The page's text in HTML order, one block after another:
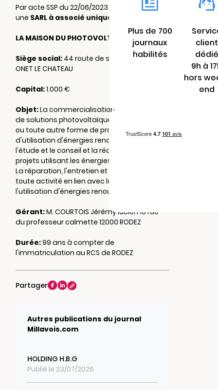
Par acte SSP du 22/06/2023 il a été constitué
une SARL à associé unique
LA MAISON DU PHOTOVOLTAIQUE
Siège social: 44 route de severac 12850
ONET LE CHATEAU
Capital:1.000 €
Objet:La commercialisation et l'installation
de solutions photovoltaïques, thermiques,
ou toute autre forme de production et
d'utilisation d'énergies renouvelables,
l'étude et le conseil et la réalisation de
projets utilisant les énergies renouvelables.
La réparation, l'entretien et le dépannage de
toute activité en lien avec la production ou
l'utilisation d'énergies renouvelables.
Gérant:M. COURTOIS Jérémy lucien 16 rue
du professeur calmette 12000 RODEZ
Durée:99 ans à compter de
l'immatriculation au RCS de RODEZ
Partager
Autres publications du journal
Millavois.com
HOLDING H.B.G
Publié le 23/07/2026
Plus de 700
journaux
habilités
client
dédié
9h à
hors
end